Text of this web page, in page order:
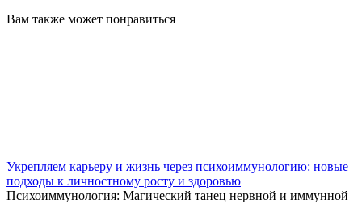
Вам также может понравиться
Укрепляем карьеру и жизнь через психоиммунологию: новые
подходы к личностному росту и здоровью
Психоиммунология: Магический танец нервной и иммунной